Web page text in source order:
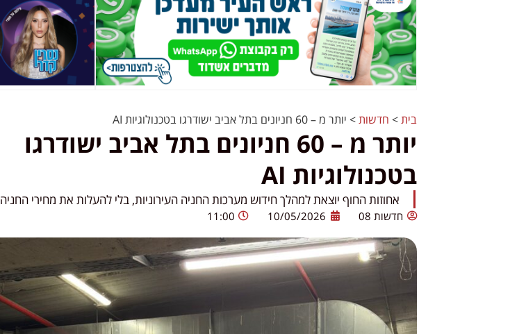
בית> חדשות> יותר מ – 60 חניונים בתל אביב ישודרגו בטכנולוגיות AI
יותר מ – 60 חניונים בתל אביב ישודרגו
בטכנולוגיות AI
אחוזות החוף יוצאת למהלך חידוש מערכות החניה העירוניות, בלי להעלות את מחירי החניה
חדשות 08 10/05/2026
11:00